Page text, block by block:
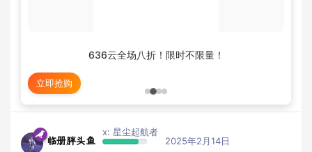
636云全场八折！限时不限量！
立即抢购
临册胖头鱼
x: 星尘起航者
2025年2月14日